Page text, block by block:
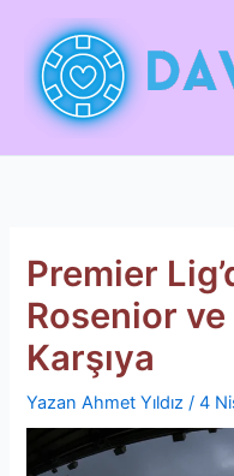
Premier
Rosenior
Karşıya
Yazan Ahmet Yıldız/4